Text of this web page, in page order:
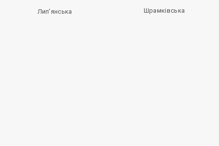
Лип’янська
Шрамківська